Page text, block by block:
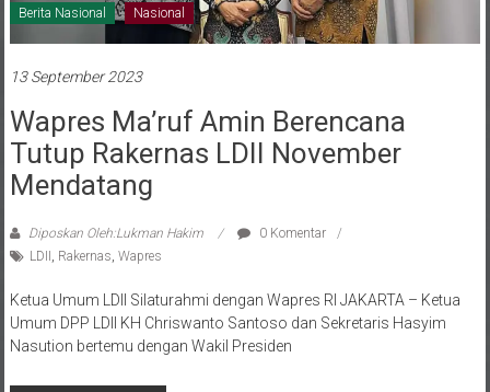
Berita Nasional Nasional
13 September 2023
Wapres Ma’ruf Amin Berencana
Tutup Rakernas LDII November
Mendatang
Diposkan Oleh:Lukman Hakim
0 Komentar
LDII Rakernas Wapres
Ketua Umum LDII Silaturahmi dengan Wapres RI JAKARTA – Ketua
Umum DPP LDII KH Chriswanto Santoso dan Sekretaris Hasyim
Nasution bertemu dengan Wakil Presiden